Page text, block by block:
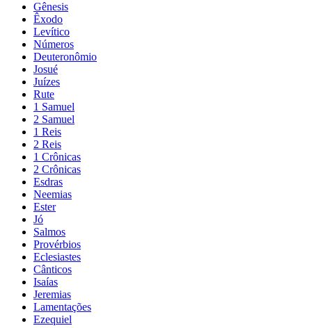
Gênesis
Êxodo
Levítico
Números
Deuteronômio
Josué
Juízes
Rute
1 Samuel
2 Samuel
1 Reis
2 Reis
1 Crônicas
2 Crônicas
Esdras
Neemias
Ester
Jó
Salmos
Provérbios
Eclesiastes
Cânticos
Isaías
Jeremias
Lamentações
Ezequiel